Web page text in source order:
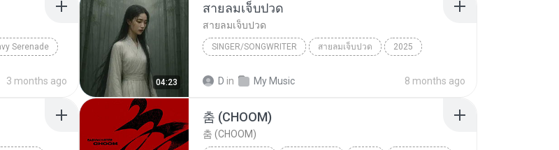
Serenade
3 months ago 04:23
สายลมเจ็บปวด
สายลมเจ็บปวด
SINGER/SONGWRITER สายลมเจ็บปวด 2025
D in My Music 8 months ago
춤 (CHOOM)
춤 (CHOOM)